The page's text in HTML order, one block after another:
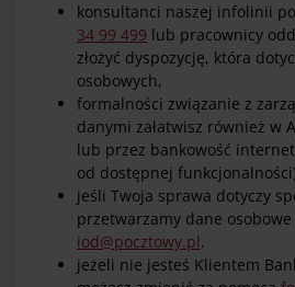
konsultanci naszej infolinii
34 99 499 lub pracownicy
złożyć dyspozycję, która
osobowych,
formalności związanie z
danymi załatwisz również w
lub przez bankowość
od dostępnej
jeśli Twoja sprawa dotyczy
przetwarzamy dane
iod@pocztowy.pl.
jeżeli nie jesteś Klientem